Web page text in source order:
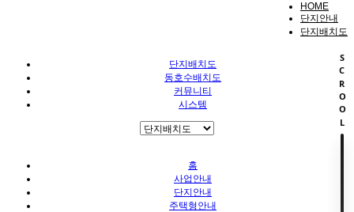
HOME
단지안내
단지배치도
단지배치도
동호수배치도
커뮤니티
시스템
홈
사업안내
단지안내
주택형안내
SCROOL